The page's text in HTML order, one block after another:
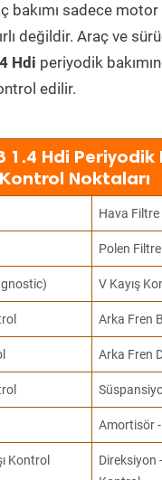
bakımı sadece
değildir. Araç ve
Hdi periyodik
edilir.
1.4 Hdi Periyodik
Kontrol Noktaları
Hava Filtre
Polen
V Kayış
Arka Fren
Arka Fren
Amortisör
Kontrol
Direksiyon